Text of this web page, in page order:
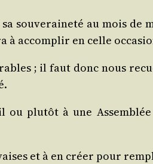
sou­ve­rai­ne­té au mois
à accom­plir en celle
; il faut donc nous
plu­tôt à une
et à en créer pour